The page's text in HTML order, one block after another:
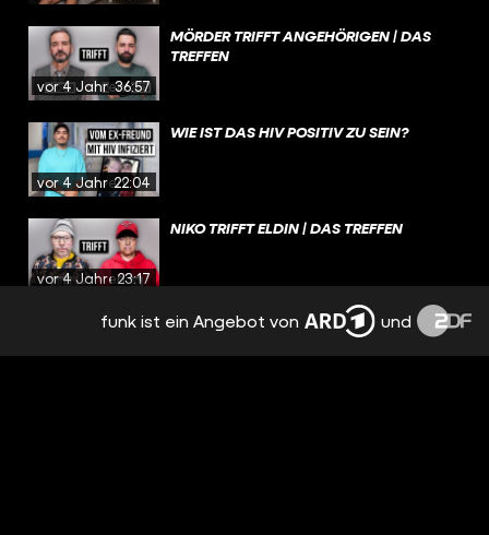
vor 4 Jahren36:57
MÖRDER TRIFFT ANGEHÖRIGEN | DAS
TREFFEN
vor 4 Jahren22:04
WIE IST DAS HIV POSITIV ZU SEIN?
vor 4 Jahren23:17
NIKO TRIFFT ELDIN | DAS TREFFEN
WIE IST DAS ABZUTREIBEN?
funk ist ein Angebot von und